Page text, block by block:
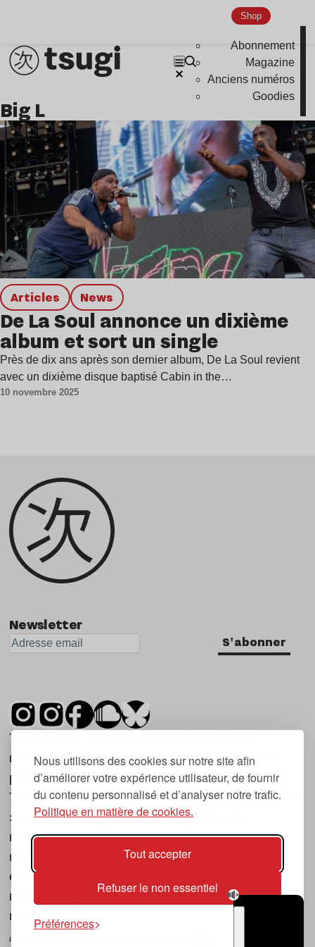
Nous utilisons des cookies sur notre site afin
d’améliorer votre expérience utilisateur, de fournir
du contenu personnalisé et d’analyser notre trafic.
Politique en matière de cookies.
Tout accepter
Refuser le non essentiel
Préférences
Shop
Abonnement
Magazine
Anciens numéros
Goodies
Nu Jazz
Big L
Articles news
De La Soul annonce un dixième
album et sort un single
Près de dix ans après son dernier album, De La Soul revient
avec un dixième disque baptisé Cabin in the…
10 novembre 2025
Newsletter
S'abonner
Tsugi est un mensuel indépendant sur la
musique et les nouvelles tendances, dont la
première parution date de 2007.
Tsugi en japonais signifie « prochain », « suivant
», ce qui correspond à la thématique du
magazine, à l’affût des nouvelles tendances
musicales, qu’elles viennent de la musique
électronique, du rock ou du hip hop, et des
nouveaux phénomènes de société liés à la
musique.
POLITIQUE DE COOKIES (UE)